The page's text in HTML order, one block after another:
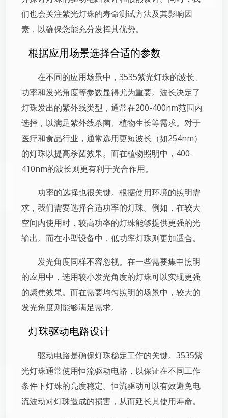
们也会关注紫光灯珠的寿命测试方法及其影响因
素，以确保您能充分发挥其优势。
根据应用场景选择合适的参数
在不同的应用场景中，3535紫光灯珠的波长、
功率和发光角度等参数显得尤为重要。波长决定了
灯珠发出的紫外线类型，通常在200-400nm范围内
选择，以满足紫外线杀菌、植物生长等需求。对于
医疗和食品行业，通常选用更短波长（如254nm）
的灯珠以提高杀菌效果。而在植物照明中，400-
410nm的波长则更有利于光合作用。
功率的选择也很关键。根据使用环境的照明需
求，我们需要选择合适功率的灯珠。例如，在较大
空间内使用时，较高功率的灯珠能够提供更强的光
输出。而在小型设备中，低功率灯珠则更加适合。
发光角度同样不容忽视。在一些需要集中照明
的应用中，选用较小发光角度的灯珠可以实现更强
的聚焦效果。而在需要均匀照明的场景中，较大的
发光角度则能够满足需求。
灯珠驱动电路设计
驱动电路是确保灯珠稳定工作的关键。3535紫
光灯珠通常使用恒流驱动电路，以保证在不同工作
条件下灯珠的亮度稳定。恒流驱动可以有效避免电
流波动对灯珠造成的损害，从而延长其使用寿命。